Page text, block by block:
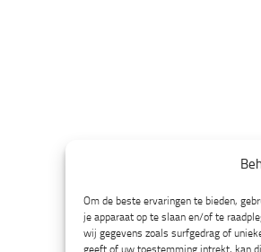
Om de beste ervaringen te bieden,
je apparaat op te slaan en/of te
wij gegevens zoals surfgedrag of
geeft of uw toestemming intrekt, kan